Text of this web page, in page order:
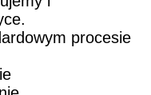
procesie